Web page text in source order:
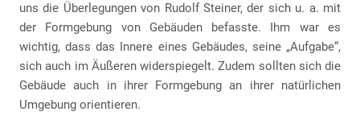
uns die Überlegungen von Rudolf Steiner, der sich u. a. mit
der Formgebung von Gebäuden befasste. Ihm war es
wichtig, dass das Innere eines Gebäudes, seine „Aufgabe“,
sich auch im Äußeren widerspiegelt. Zudem sollten sich die
Gebäude auch in ihrer Formgebung an ihrer natürlichen
Umgebung orientieren.